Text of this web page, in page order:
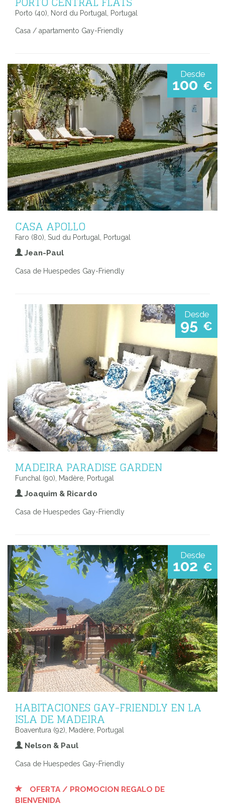
Porto (40), Nord du Portugal, Portugal
Casa / apartamento Gay-Friendly
Desde
100 €
CASA APOLLO
Faro (80), Sud du Portugal, Portugal
Jean-Paul
Casa de Huespedes Gay-Friendly
Desde
95 €
MADEIRA PARADISE GARDEN
Funchal (90), Madère, Portugal
Joaquim & Ricardo
Casa de Huespedes Gay-Friendly
Desde
102 €
HABITACIONES GAY-FRIENDLY EN LA
ISLA DE MADEIRA
Boaventura (92), Madère, Portugal
Nelson & Paul
Casa de Huespedes Gay-Friendly
OFERTA / PROMOCION REGALO DE
BIENVENIDA